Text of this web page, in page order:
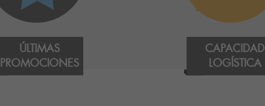
ÚLTIMAS
PROMOCIONES
CAPACIDAD
LOGÍSTICA